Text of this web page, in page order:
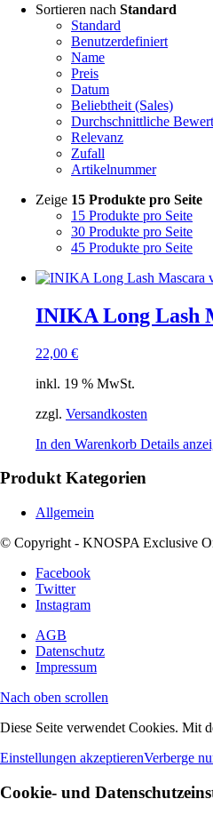
Sortieren nach Standard
Standard
Benutzerdefiniert
Name
Preis
Datum
Beliebtheit (Sales)
Durchschnittliche
Relevanz
Zufall
Artikelnummer
Zeige 15 Produkte pro Seite
15 Produkte pro Seite
30 Produkte pro Seite
45 Produkte pro Seite
INIKA Long Lash
22,00 €
inkl. 19 % MwSt.
zzgl. Versandkosten
In den Warenkorb Details
Produkt Kategorien
Allgemein
© Copyright - KNOSPA Exclusive
Facebook
Twitter
Instagram
AGB
Datenschutz
Impressum
Nach oben scrollen
Diese Seite verwendet Cookies. Mit
Einstellungen akzeptierenVerberge
Cookie- und